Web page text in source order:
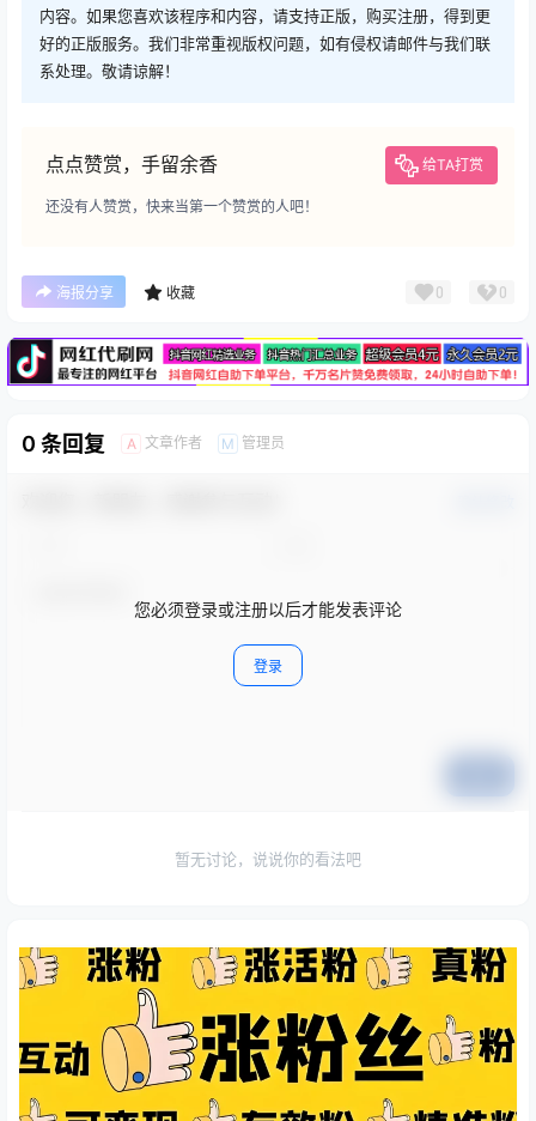
内容。如果您喜欢该程序和内容，请支持正版，购买注册，得到更
好的正版服务。我们非常重视版权问题，如有侵权请邮件与我们联
系处理。敬请谅解！
点点赞赏，手留余香 给TA打赏
还没有人赞赏，快来当第一个赞赏的人吧！
海报分享 收藏 0 0
广告
0 条回复 A 文章作者 M 管理员
您必须登录或注册以后才能发表评论
登录
暂无讨论，说说你的看法吧